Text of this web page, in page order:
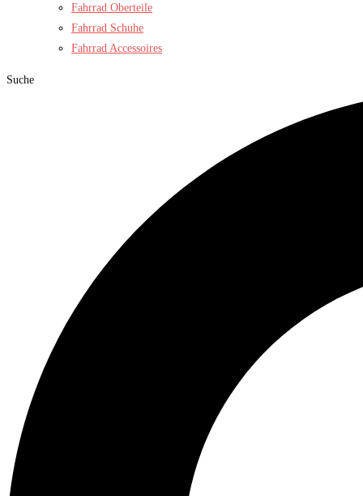
Fahrrad Oberteile
Fahrrad Schuhe
Fahrrad Accessoires
Suche